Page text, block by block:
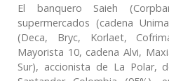
El banquero Saieh
supermercados (cadena
(Deca, Bryc, Korlaet,
Mayorista 10, cadena Alvi,
Sur), accionista de La Polar,